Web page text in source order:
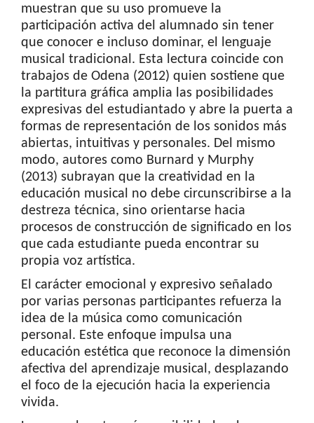
muestran que su uso promueve la
participación activa del alumnado sin tener
que conocer e incluso dominar, el lenguaje
musical tradicional. Esta lectura coincide con
trabajos de Odena (2012) quien sostiene que
la partitura gráfica amplia las posibilidades
expresivas del estudiantado y abre la puerta a
formas de representación de los sonidos más
abiertas, intuitivas y personales. Del mismo
modo, autores como Burnard y Murphy
(2013) subrayan que la creatividad en la
educación musical no debe circunscribirse a la
destreza técnica, sino orientarse hacia
procesos de construcción de significado en los
que cada estudiante pueda encontrar su
propia voz artística.
El carácter emocional y expresivo señalado
por varias personas participantes refuerza la
idea de la música como comunicación
personal. Este enfoque impulsa una
educación estética que reconoce la dimensión
afectiva del aprendizaje musical, desplazando
el foco de la ejecución hacia la experiencia
vivida.